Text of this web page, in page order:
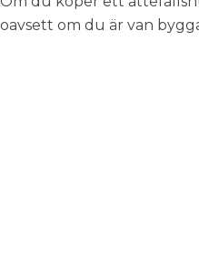
oavsett om du är van